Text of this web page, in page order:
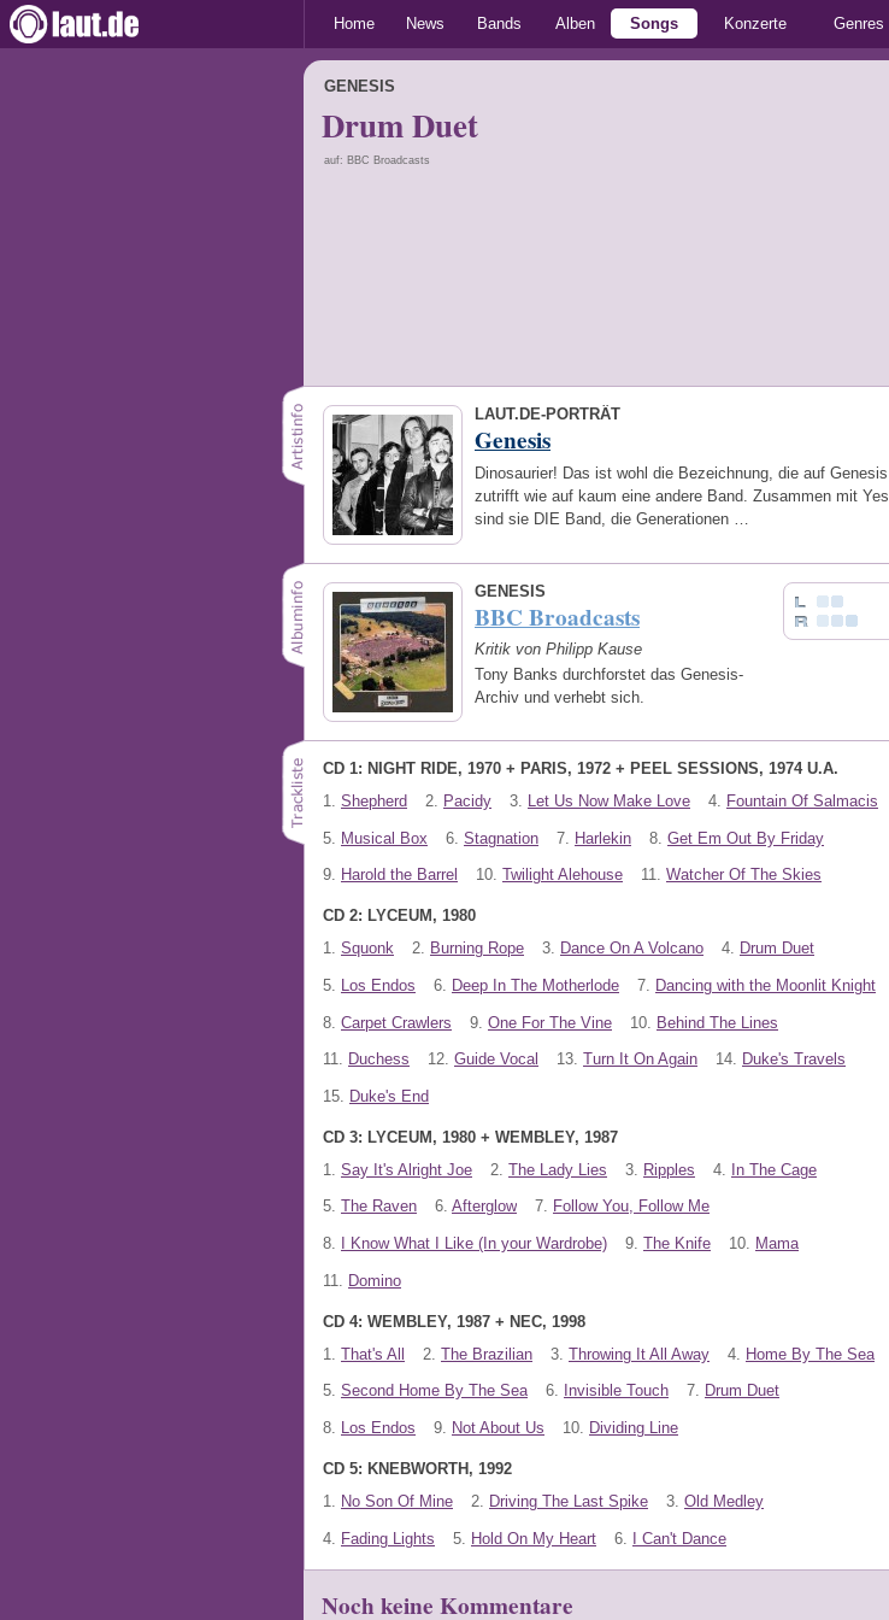
Home News Bands Alben Songs Konzerte Genres
GENESIS
Drum Duet
auf: BBC Broadcasts
LAUT.DE-PORTRÄT
Genesis
Dinosaurier! Das ist wohl die Bezeichnung, die auf Genesis
zutrifft wie auf kaum eine andere Band. Zusammen mit Yes
sind sie DIE Band, die Generationen …
GENESIS
BBC Broadcasts
Kritik von Philipp Kause
Tony Banks durchforstet das Genesis-
Archiv und verhebt sich.
CD 1: NIGHT RIDE, 1970 + PARIS, 1972 + PEEL SESSIONS, 1974 U.A.
1. Shepherd 2. Pacidy 3. Let Us Now Make Love 4. Fountain Of Salmacis
5. Musical Box 6. Stagnation 7. Harlekin 8. Get Em Out By Friday
9. Harold the Barrel 10. Twilight Alehouse 11. Watcher Of The Skies
CD 2: LYCEUM, 1980
1. Squonk 2. Burning Rope 3. Dance On A Volcano 4. Drum Duet
5. Los Endos 6. Deep In The Motherlode 7. Dancing with the Moonlit Knight
8. Carpet Crawlers 9. One For The Vine 10. Behind The Lines
11. Duchess 12. Guide Vocal 13. Turn It On Again 14. Duke's Travels
15. Duke's End
CD 3: LYCEUM, 1980 + WEMBLEY, 1987
1.
Say It's Alright Joe 2. The Lady Lies 3. Ripples 4. In The Cage
5. The Raven 6. Afterglow 7. Follow You, Follow Me
8. I Know What I Like (In your Wardrobe) 9. The Knife 10. Mama
11. Domino
CD 4: WEMBLEY, 1987 + NEC, 1998
1.
That's All 2. The Brazilian 3. Throwing It All Away 4. Home By The Sea
5. Second Home By The Sea 6. Invisible Touch 7. Drum Duet
8. Los Endos 9. Not About Us 10. Dividing Line
CD 5: KNEBWORTH, 1992
1.
No Son Of Mine 2. Driving The Last Spike 3. Old Medley
4. Fading Lights 5. Hold On My Heart 6. I Can't Dance
Noch keine Kommentare